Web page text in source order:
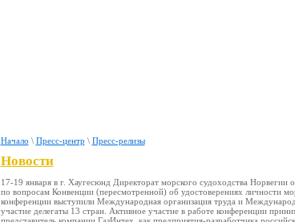
Начало \ Пресс-центр \ Пресс-релизы
Новости
17-19 января в г. Хаугесюнд Директорат морского судоходства
по вопросам Конвенции (пересмотренной) об удостоверениях личности
конференции выступили Международная организация труда и
участие делегаты 13 стран. Активное участие в работе конференции